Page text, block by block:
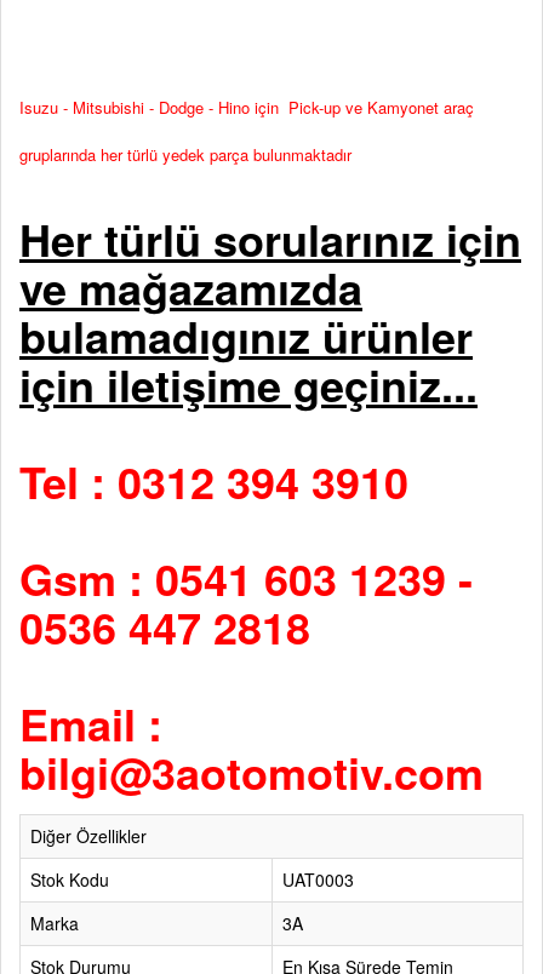
Isuzu - Mitsubishi - Dodge - Hino için Pick-up ve Kamyonet araç
gruplarında her türlü yedek parça bulunmaktadır
Her türlü sorularınız için
ve mağazamızda
bulamadıgınız ürünler
için iletişime geçiniz...
Tel : 0312 394 3910
Gsm : 0541 603 1239 -
0536 447 2818
Email :
bilgi@3aotomotiv.com
Diğer Özellikler
Stok Kodu
UAT0003
Marka
3A
Stok Durumu
En Kısa Sürede Temin